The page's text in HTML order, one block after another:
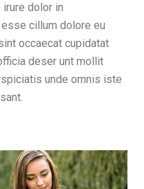
dolor in
cillum dolore eu
occaecat cupidatat
deser unt mollit
unde omnis iste